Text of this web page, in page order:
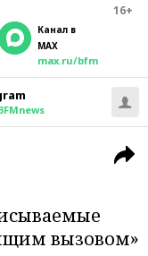
16+
Канал в
MAX
max.ru/bfm
вызовом»